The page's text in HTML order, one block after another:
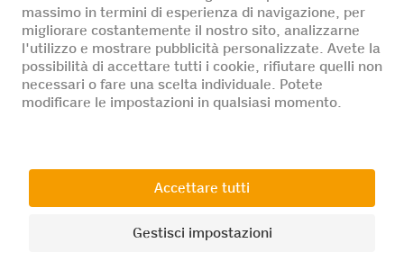
Impressum
cookies